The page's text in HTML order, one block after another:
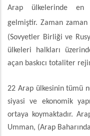
Arap ülkelerinde en
gelmiştir. Zaman zaman
(Sovyetler Birliği ve
ülkeleri halkları
açan baskıcı totaliter
22 Arap ülkesinin tümü
siyasi ve ekonomik
ortaya koymaktadır.
Umman, (Arap